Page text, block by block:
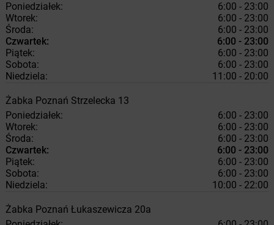
Poniedziałek:
6:00 - 23:00
Wtorek:
6:00 - 23:00
Środa:
6:00 - 23:00
Czwartek:
6:00 - 23:00
Piątek:
6:00 - 23:00
Sobota:
6:00 - 23:00
Niedziela:
11:00 - 20:00
Żabka Poznań Strzelecka 13
Poniedziałek:
6:00 - 23:00
Wtorek:
6:00 - 23:00
Środa:
6:00 - 23:00
Czwartek:
6:00 - 23:00
Piątek:
6:00 - 23:00
Sobota:
6:00 - 23:00
Niedziela:
10:00 - 22:00
Żabka Poznań Łukaszewicza 20a